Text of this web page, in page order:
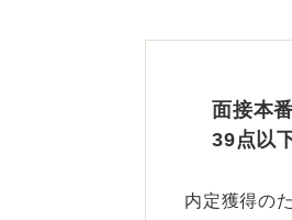
これらは半
して貼るこ
配慮が
面接本
39点以
内定獲得の